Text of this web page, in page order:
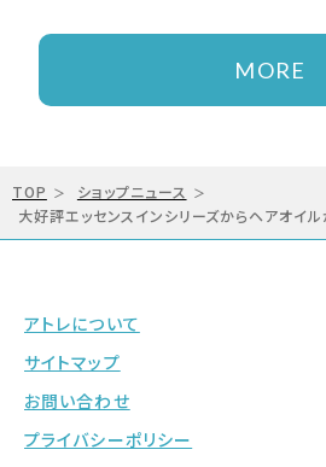
MORE
TOP
ショップニュース
大好評エッセンスインシリーズからヘアオイ
アトレについて
サイトマップ
お問い合わせ
プライバシーポリシー